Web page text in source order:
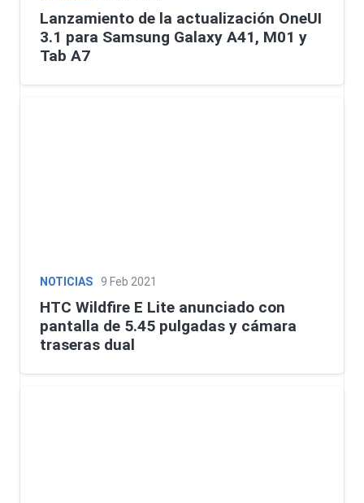
Lanzamiento de la actualización OneUI
3.1 para Samsung Galaxy A41, M01 y
Tab A7
NOTICIAS 9 Feb 2021
HTC Wildfire E Lite anunciado con
pantalla de 5.45 pulgadas y cámara
traseras dual